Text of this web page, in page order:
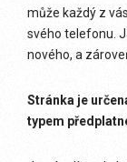
může každý z
svého telefonu.
nového, a
Stránka je
typem